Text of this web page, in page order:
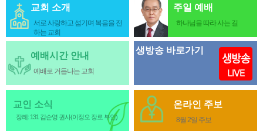
교회 소개
서로 사랑하고 섬기며 복음을 전
하는 교회
주일 예배
하나님을 따라 사는 길
예배시간 안내
예배로 거듭나는 교회
생방송 바로가기
교인 소식
장례: 131 김순영 권사(이정오 장로 부인)
온라인 주보
8월 2일 주보